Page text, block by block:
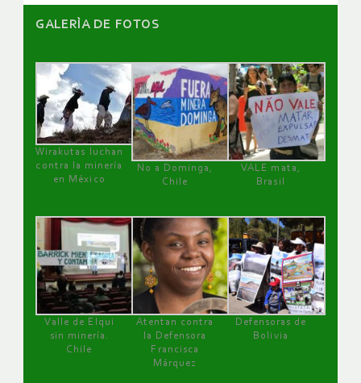
GALERÌA DE FOTOS
Wirakutas luchan
contra la minería
en México
No a Dominga,
Chile
VALE mata,
Brasil
Valle de Elqui
sin minería.
Chile
Atentan contra
la Defensora
Francisca
Márquez
Defensoras de
Bolivia